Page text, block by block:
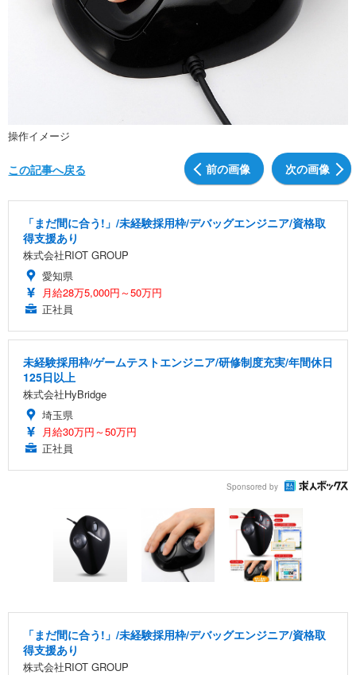
操作イメージ
前の画像 次の画像
この記事へ戻る
「まだ間に合う!」/未経験採用枠/デバッグエンジニア/資格取
得支援あり
株式会社RIOT GROUP
愛知県
月給28万5,000円～50万円
正社員
未経験採用枠/ゲームテストエンジニア/研修制度充実/年間休日
125日以上
株式会社HyBridge
埼玉県
月給30万円～50万円
正社員
Sponsored by
「まだ間に合う!」/未経験採用枠/デバッグエンジニア/資格取
得支援あり
株式会社RIOT GROUP